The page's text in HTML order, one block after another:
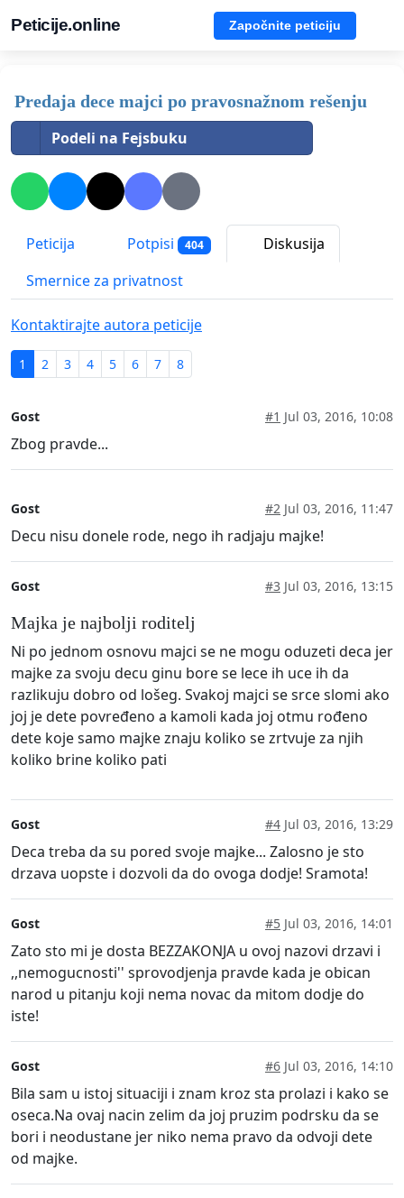
Peticije.online Započnite peticiju
Predaja dece majci po pravosnažnom rešenju
Podeli na Fejsbuku
Peticija Potpisi 404
Diskusija
Smernice za privatnost
Kontaktirajte autora peticije
1 2 3 4 5 6 7 8
Gost #1 Jul 03, 2016, 10:08
Zbog pravde...
Gost #2 Jul 03, 2016, 11:47
Decu nisu donele rode, nego ih radjaju majke!
Gost #3 Jul 03, 2016, 13:15
Majka je najbolji roditelj
Ni po jednom osnovu majci se ne mogu oduzeti deca jer
majke za svoju decu ginu bore se lece ih uce ih da
razlikuju dobro od lošeg. Svakoj majci se srce slomi ako
joj je dete povređeno a kamoli kada joj otmu rođeno
dete koje samo majke znaju koliko se zrtvuje za njih
koliko brine koliko pati
Gost #4 Jul 03, 2016, 13:29
Deca treba da su pored svoje majke... Zalosno je sto
drzava uopste i dozvoli da do ovoga dodje! Sramota!
Gost #5 Jul 03, 2016, 14:01
Zato sto mi je dosta BEZZAKONJA u ovoj nazovi drzavi i
,,nemogucnosti'' sprovodjenja pravde kada je obican
narod u pitanju koji nema novac da mitom dodje do
iste!
Gost #6 Jul 03, 2016, 14:10
Bila sam u istoj situaciji i znam kroz sta prolazi i kako se
oseca.Na ovaj nacin zelim da joj pruzim podrsku da se
bori i neodustane jer niko nema pravo da odvoji dete
od majke.